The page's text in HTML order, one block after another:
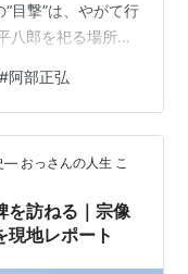
目撃”は、やがて行
八郎を祀る場所の
年（明治38年）
戦いで、日本の連
勝します。 この
ん中にいる東郷
当時18歳だった地
#阿部正弘
おっさんの人生 こ
を訪ねる｜宗像
現地レポート